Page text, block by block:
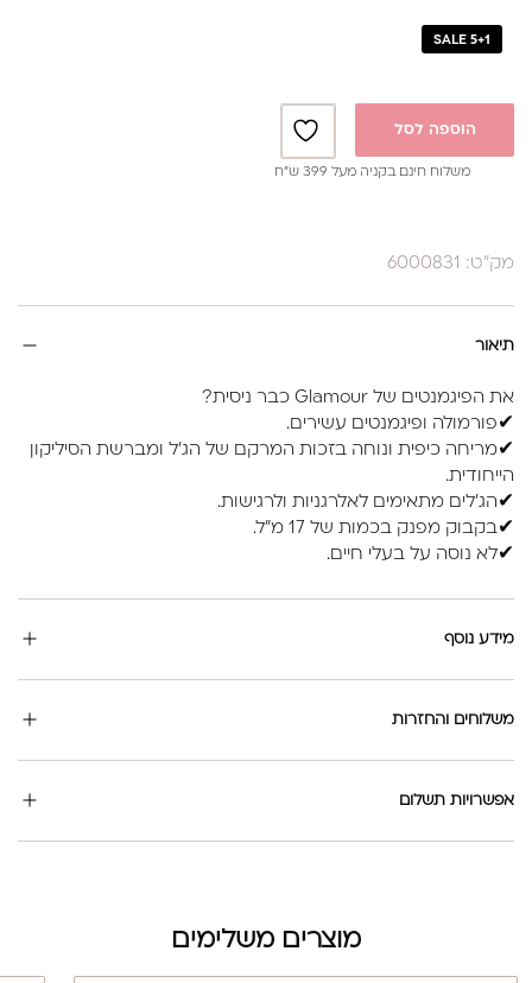
SALE 5+1
הוספה לסל
משלוח חינם בקניה מעל 399 ש”ח
מק"ט: 6000831
תיאור
את הפיגמנטים של Glamour כבר ניסית?
✔פורמולה ופיגמנטים עשירים.
✔מריחה כיפית ונוחה בזכות המרקם של הג'ל ומברשת הסיליקון
הייחודית.
✔הג'לים מתאימים לאלרגניות ולרגישות.
✔בקבוק מפנק בכמות של 17 מ"ל.
✔לא נוסה על בעלי חיים.
מידע נוסף
משלוחים והחזרות
אפשרויות תשלום
מוצרים משלימים